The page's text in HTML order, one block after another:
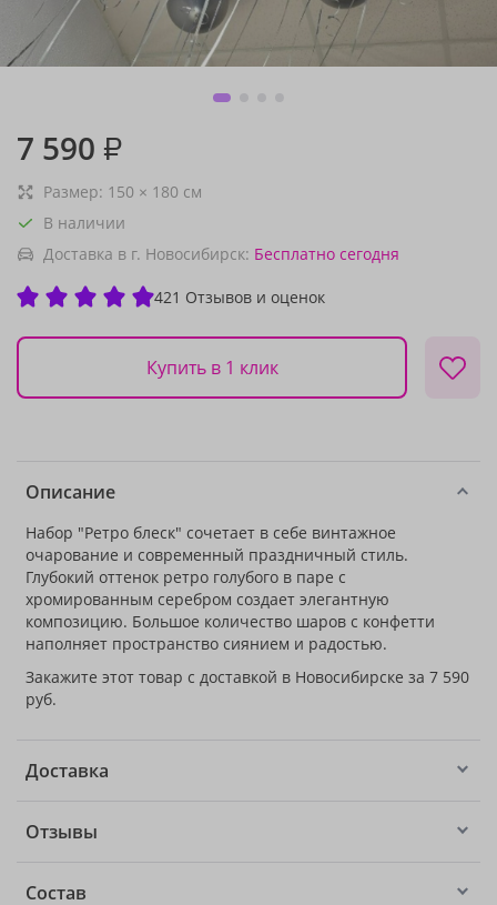
7 590 ₽
Размер: 150 × 180 см
В наличии
Доставка в г. Новосибирск: Бесплатно сегодня
421 Отзывов и оценок
Купить в 1 клик
Описание
Набор "Ретро блеск" сочетает в себе винтажное
очарование и современный праздничный стиль.
Глубокий оттенок ретро голубого в паре с
хромированным серебром создает элегантную
композицию. Большое количество шаров с конфетти
наполняет пространство сиянием и радостью.
Закажите этот товар с доставкой в Новосибирске за 7 590
руб.
Доставка
Отзывы
Состав